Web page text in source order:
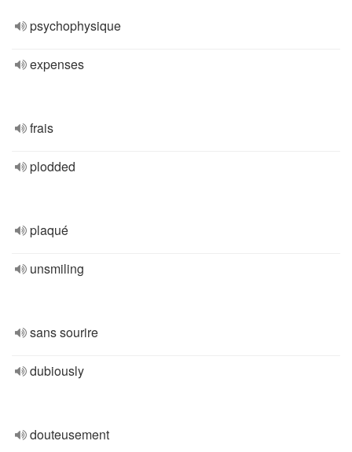
psychophysique
expenses
frais
plodded
plaqué
unsmiling
sans sourire
dubiously
douteusement